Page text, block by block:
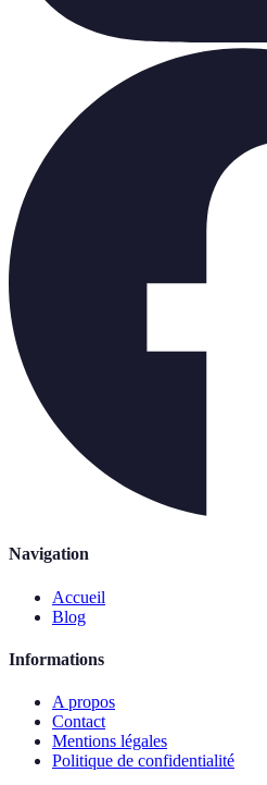
Navigation
Accueil
Blog
Informations
A propos
Contact
Mentions légales
Politique de confidentialité